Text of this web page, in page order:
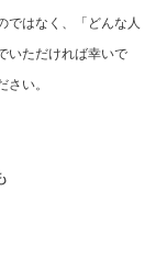
ではなく、「どんな人
いただければ幸いで
い。